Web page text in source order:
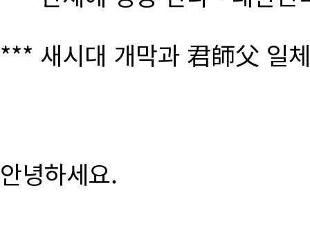
*** 새시대 개막과 君師父 일
안녕하세요.